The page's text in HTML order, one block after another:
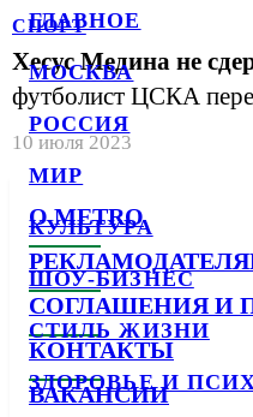
ГЛАВНОЕ
МОСКВА
РОССИЯ
МИР
КУЛЬТУРА
ШОУ-БИЗНЕС
СТИЛЬ ЖИЗНИ
ЗДОРОВЬЕ И
СПОРТ
Хесус Медина не
футболист ЦСКА
10 июля 2023
О METRO
СОГЛАШЕНИЯ И
КОНТАКТЫ
ВАКАНСИИ